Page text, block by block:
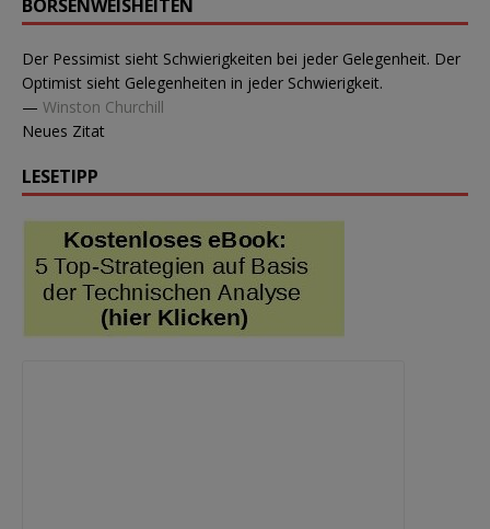
BÖRSENWEISHEITEN
Der Pessimist sieht Schwierigkeiten bei jeder Gelegenheit. Der
Optimist sieht Gelegenheiten in jeder Schwierigkeit.
— Winston Churchill
Neues Zitat
LESETIPP